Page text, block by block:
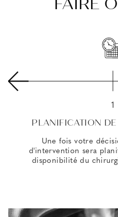
1
PLANIFICATION
Une fois votre
d'intervention sera
disponibilité du